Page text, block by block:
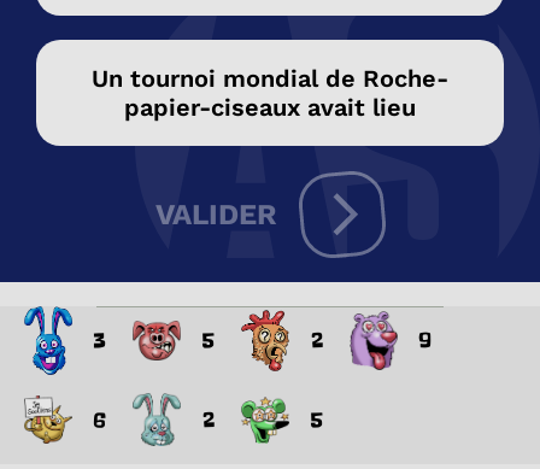
Un tournoi mondial de Roche-
papier-ciseaux avait lieu
VALIDER
3 5 2 9
6 2 5